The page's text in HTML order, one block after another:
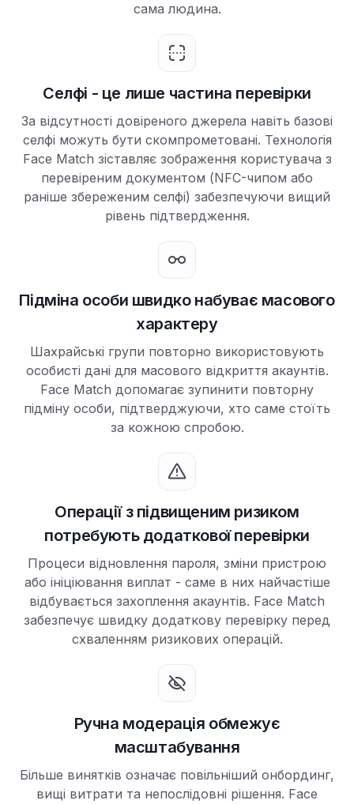
сама людина.
Селфі - це лише частина перевірки
За відсутності довіреного джерела навіть базові
селфі можуть бути скомпрометовані. Технологія
Face Match зіставляє зображення користувача з
перевіреним документом (NFC-чипом або
раніше збереженим селфі) забезпечуючи вищий
рівень підтвердження.
Підміна особи швидко набуває масового
характеру
Шахрайські групи повторно використовують
особисті дані для масового відкриття акаунтів.
Face Match допомагає зупинити повторну
підміну особи, підтверджуючи, хто саме стоїть
за кожною спробою.
Операції з підвищеним ризиком
потребують додаткової перевірки
Процеси відновлення пароля, зміни пристрою
або ініціювання виплат - саме в них найчастіше
відбувається захоплення акаунтів. Face Match
забезпечує швидку додаткову перевірку перед
схваленням ризикових операцій.
Ручна модерація обмежує
масштабування
Більше винятків означає повільніший онбординг,
вищі витрати та непослідовні рішення. Face